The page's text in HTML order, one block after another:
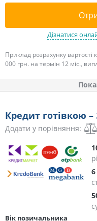
Дізнатися
Приклад розрахунку вартості
000 грн. на термін 12 міс.,
Кредит готівкою
Додати у порівняння:
Вік позичальника